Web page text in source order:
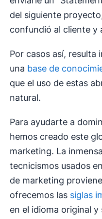
del siguiente
confundió al cliente y
Por casos así, resulta
una base de
que el uso de estas
natural.
Para ayudarte a
hemos creado este
marketing. La
tecnicismos usados
de marketing
ofrecemos las siglas
en el idioma original